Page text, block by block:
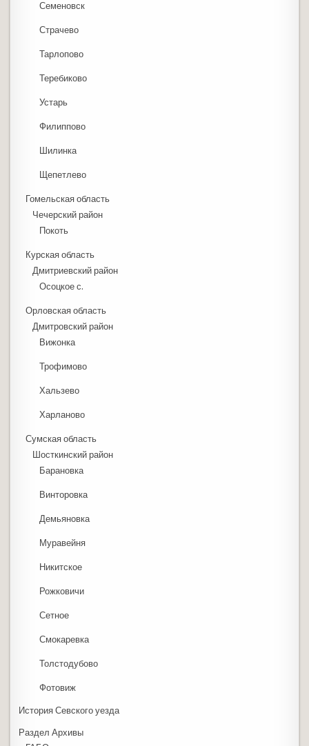
Семеновск
Страчево
Тарлопово
Теребиково
Устарь
Филиппово
Шилинка
Щепетлево
Гомельская область
Чечерский район
Покоть
Курская область
Дмитриевский район
Осоцкое с.
Орловская область
Дмитровский район
Вижонка
Трофимово
Хальзево
Харланово
Сумская область
Шосткинский район
Барановка
Винторовка
Демьяновка
Муравейня
Никитское
Рожковичи
Сетное
Смокаревка
Толстодубово
Фотовиж
История Севского уезда
Раздел Архивы